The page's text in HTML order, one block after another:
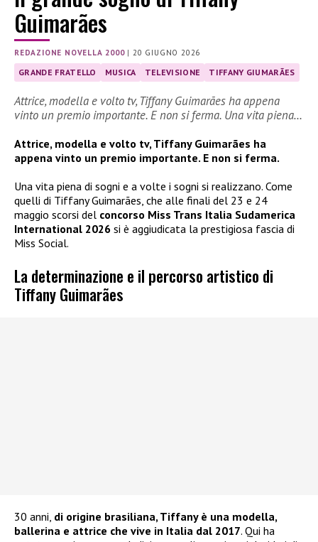
Guimarães
REDAZIONE NOVELLA 2000|20 GIUGNO 2026
GRANDE FRATELLO MUSICA TELEVISIONE TIFFANY GIUMARÃES
Attrice, modella e volto tv, Tiffany Guimarães ha appena
vinto un premio importante. E non si ferma. Una vita piena…
Attrice, modella e volto tv, Tiffany Guimarães ha
appena vinto un premio importante. E non si ferma.
Una vita piena di sogni e a volte i sogni si realizzano. Come
quelli di Tiffany Guimarães, che alle finali del 23 e 24
maggio scorsi del concorso Miss Trans Italia Sudamerica
International 2026 si è aggiudicata la prestigiosa fascia di
Miss Social.
La determinazione e il percorso artistico di
Tiffany Guimarães
30 anni, di origine brasiliana, Tiffany è una modella,
ballerina e attrice che vive in Italia dal 2017. Qui ha